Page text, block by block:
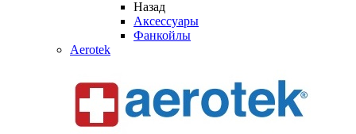
Назад
Аксессуары
Фанкойлы
Aerotek